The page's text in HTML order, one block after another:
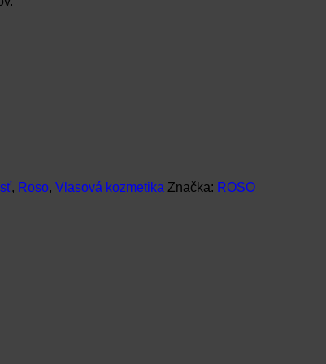
, Roso, Vlasová kozmetika Značka: ROSO